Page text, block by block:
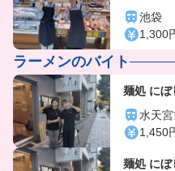
池袋
1,300
ラーメンのバイト
麺処 にぼ
水天
1,450
麺処 にぼ